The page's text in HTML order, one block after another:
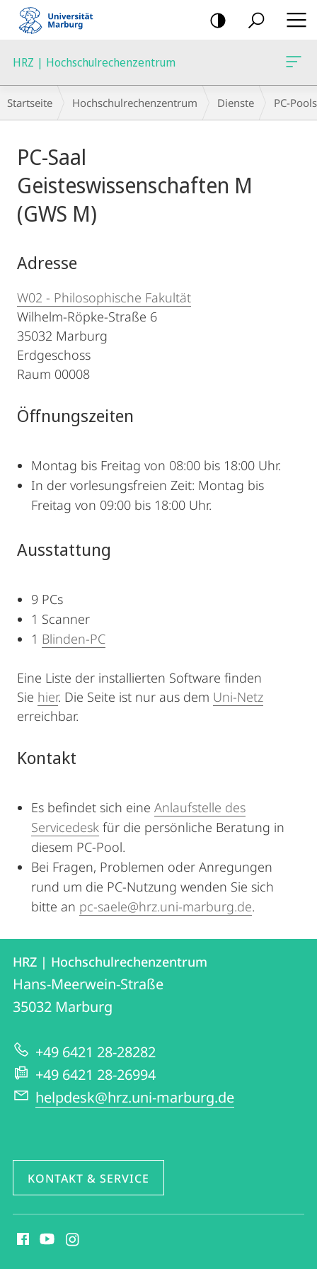
Mobile-
Navigation
HRZ | Hochschulrechenzentrum
Breadcrumb-
Navigation
Startseite Hochschulrechenzentrum Dienste PC-Pools
PC-Saal
Geisteswissenschaften M
(GWS M)
Adresse
W02 - Philosophische Fakultät
Wilhelm-Röpke-Straße 6
35032 Marburg
Erdgeschoss
Raum 00008
Öffnungszeiten
Montag bis Freitag von 08:00 bis 18:00 Uhr.
In der vorlesungsfreien Zeit: Montag bis
Freitag von 09:00 bis 18:00 Uhr.
Ausstattung
9 PCs
1 Scanner
1 Blinden-PC
Eine Liste der installierten Software finden
Sie hier. Die Seite ist nur aus dem Uni-Netz
erreichbar.
Kontakt
Es befindet sich eine Anlaufstelle des
Servicedesk für die persönliche Beratung in
diesem PC-Pool.
Bei Fragen, Problemen oder Anregungen
rund um die PC-Nutzung wenden Sie sich
bitte an pc-saele@hrz.uni-marburg.de.
Kontakt
und
Informationen
zur
Website
Kontaktinformationen
HRZ
|
Hochschulrechenzentrum
HRZ | Hochschulrechenzentrum
Hans-Meerwein-Straße
35032 Marburg
+49 6421 28-28282
+49 6421 28-26994
helpdesk@hrz.uni-marburg.de
KONTAKT & SERVICE
Media